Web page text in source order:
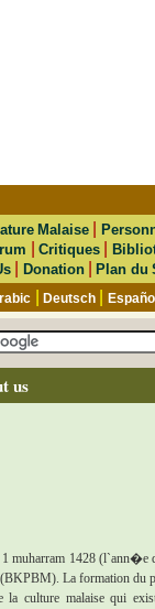
Malaise
Critiques|
Donation|Plan du
Deutsch| Español
us
muharram 1428
La formation du
la culture malaise qui